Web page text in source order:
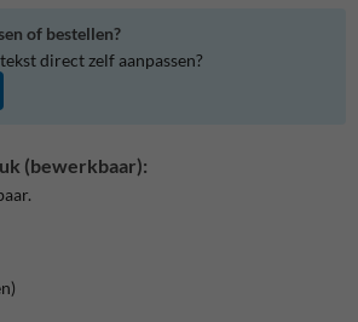
of bestellen?
direct zelf aanpassen?
(bewerkbaar):